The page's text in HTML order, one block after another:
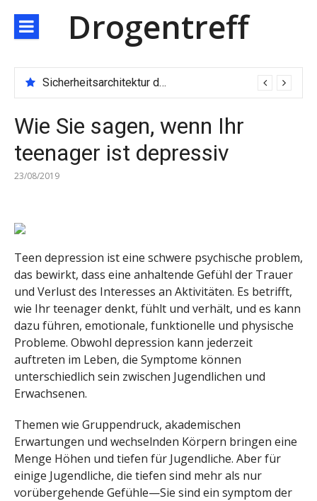
zum
Inhalt
Drogentreff
Sicherheitsarchitektur der nächsten Generation: JARXE kombiniert Multi-Wallet und MPC als Schutzschild für digitales Vertrauen
Wie Sie sagen, wenn Ihr
teenager ist depressiv
23/08/2019
Teen depression ist eine schwere psychische problem,
das bewirkt, dass eine anhaltende Gefühl der Trauer
und Verlust des Interesses an Aktivitäten. Es betrifft,
wie Ihr teenager denkt, fühlt und verhält, und es kann
dazu führen, emotionale, funktionelle und physische
Probleme. Obwohl depression kann jederzeit
auftreten im Leben, die Symptome können
unterschiedlich sein zwischen Jugendlichen und
Erwachsenen.
Themen wie Gruppendruck, akademischen
Erwartungen und wechselnden Körpern bringen eine
Menge Höhen und tiefen für Jugendliche. Aber für
einige Jugendliche, die tiefen sind mehr als nur
vorübergehende Gefühle—Sie sind ein symptom der